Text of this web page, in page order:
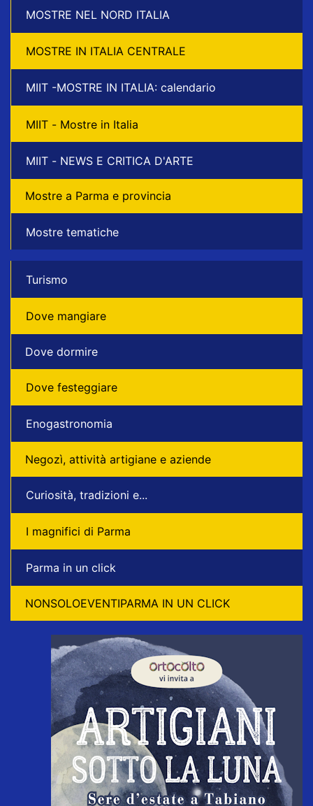
MOSTRE NEL NORD ITALIA
MOSTRE IN ITALIA CENTRALE
MIIT -MOSTRE IN ITALIA: calendario
MIIT - Mostre in Italia
MIIT - NEWS E CRITICA D'ARTE
Mostre a Parma e provincia
Mostre tematiche
Turismo
Dove mangiare
Dove dormire
Dove festeggiare
Enogastronomia
Negozì, attività artigiane e aziende
Curiosità, tradizioni e...
I magnifici di Parma
Parma in un click
NONSOLOEVENTIPARMA IN UN CLICK